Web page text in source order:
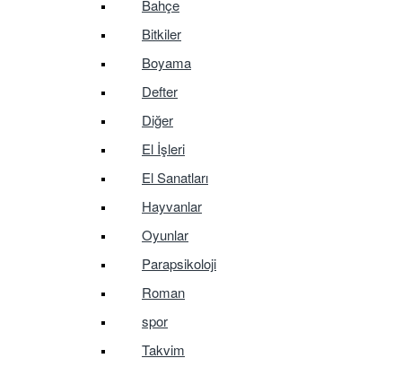
Bahçe
Bitkiler
Boyama
Defter
Diğer
El İşleri
El Sanatları
Hayvanlar
Oyunlar
Parapsikoloji
Roman
spor
Takvim